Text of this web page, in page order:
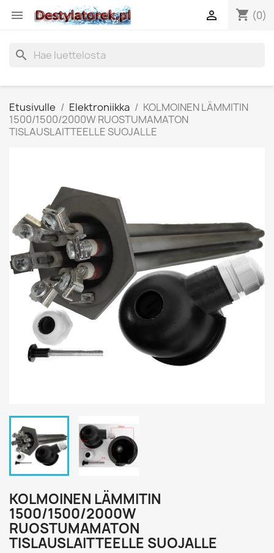
 shopping_cart (0)

search
Etusivulle Elektroniikka
KOLMOINEN LÄMMITIN
1500/1500/2000W RUOSTUMAMATON
TISLAUSLAITTEELLE SUOJALLE
KOLMOINEN LÄMMITIN
1500/1500/2000W
RUOSTUMAMATON
TISLAUSLAITTEELLE SUOJALLE